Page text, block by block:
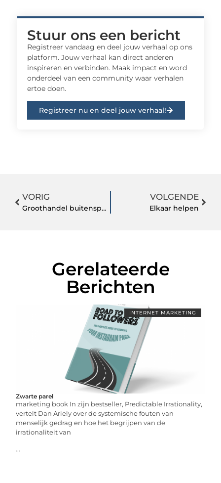
Stuur ons een bericht
Registreer vandaag en deel jouw verhaal op ons
platform. Jouw verhaal kan direct anderen
inspireren en verbinden. Maak impact en word
onderdeel van een community waar verhalen
ertoe doen.
Registreer nu en deel jouw verhaal!
VORIG
Groothandel buitenspeelgoed
VOLGENDE
Elkaar helpen
Gerelateerde
Berichten
INTERNET MARKETING
Zwarte parel
marketing book In zijn bestseller, Predictable Irrationality,
vertelt Dan Ariely over de systemische fouten van
menselijk gedrag en hoe het begrijpen van de
irrationaliteit van
...